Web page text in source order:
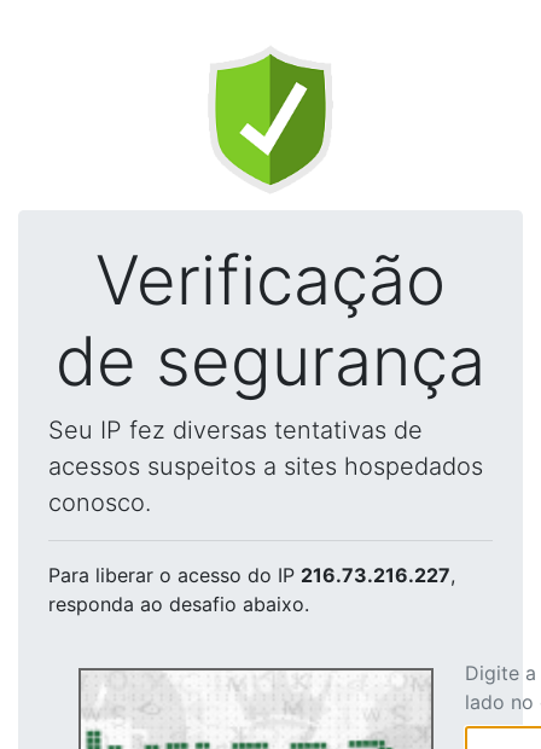
Verificação
de segurança
Seu IP fez diversas tentativas de
acessos suspeitos a sites hospedados
conosco.
Para liberar o acesso do IP 216.73.216.227,
responda ao desafio abaixo.
Digite
lado no